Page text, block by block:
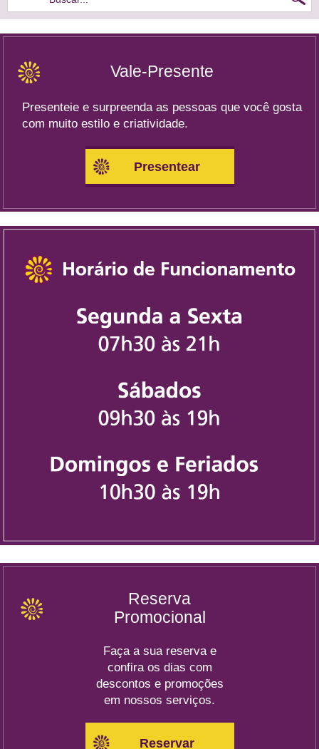
Vale-Presente
Presenteie e surpreenda as pessoas que você gosta
com muito estilo e criatividade.
Presentear
Reserva
Promocional
Faça a sua reserva e
confira os dias com
descontos e promoções
em nossos serviços.
Reservar